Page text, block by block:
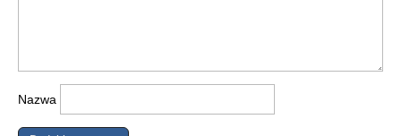
Nazwa